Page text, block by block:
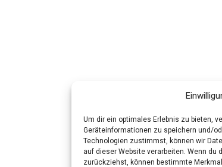
Um dir ein optimales Erlebnis zu bieten,
Geräteinformationen zu speichern und/
Technologien zustimmst, können wir
auf dieser Website verarbeiten. Wenn
zurückziehst, können bestimmte